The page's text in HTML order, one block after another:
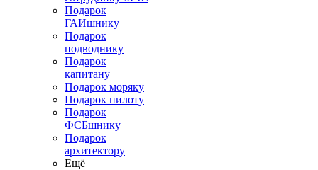
Подарок
ГАИшнику
Подарок
подводнику
Подарок
капитану
Подарок моряку
Подарок пилоту
Подарок
ФСБшнику
Подарок
архитектору
Ещё